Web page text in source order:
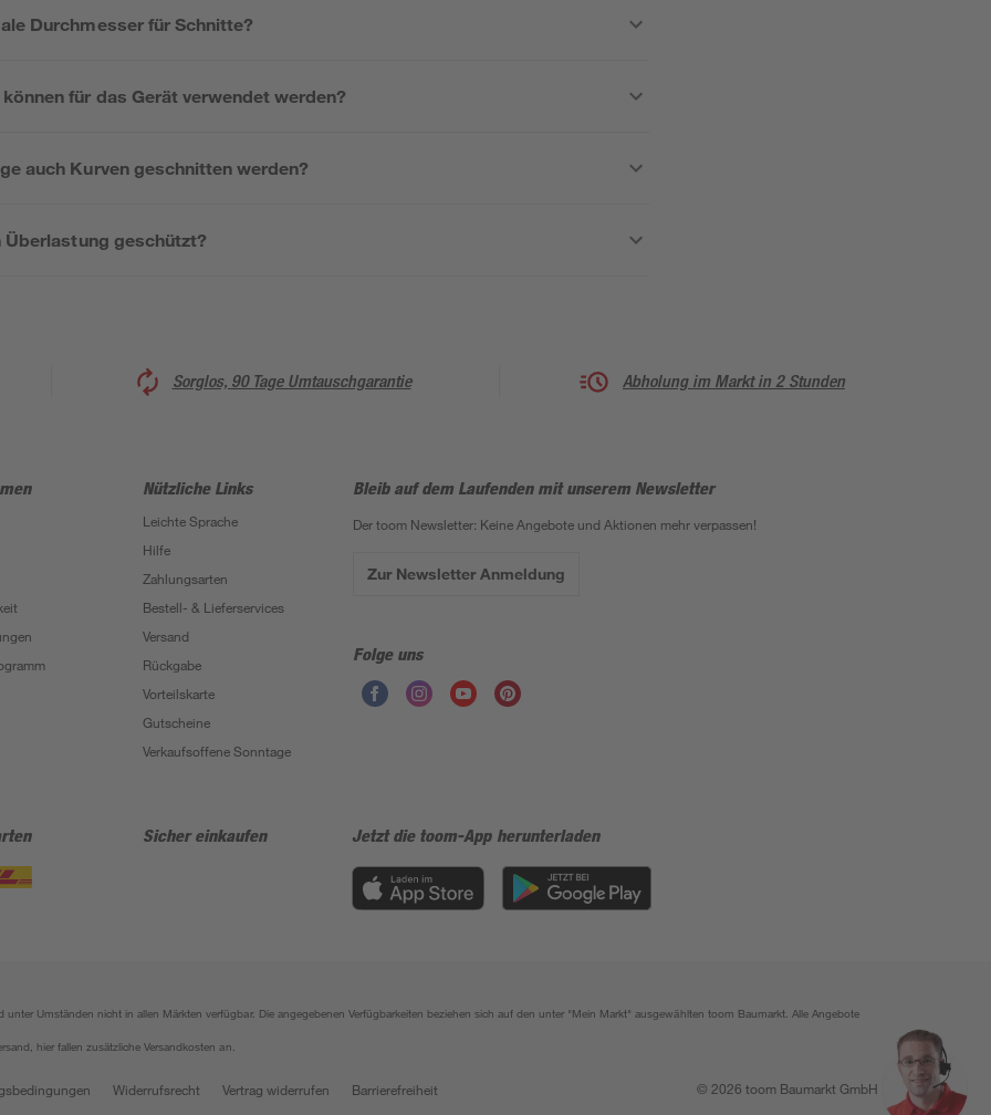
Durchmesser für Schnitte?
für das Gerät verwendet werden?
auch Kurven geschnitten werden?
Überlastung geschützt?
Sorglos, 90 Tage Umtauschgarantie Abholung im Markt in 2 Stunden
Nützliche Links
Leichte Sprache
Hilfe
Zahlungsarten
Bestell- & Lieferservices
Versand
Rückgabe
Vorteilskarte
Gutscheine
Verkaufsoffene Sonntage
Bleib auf dem Laufenden mit unserem Newsletter
Der toom Newsletter: Keine Angebote und Aktionen mehr verpassen!
Zur Newsletter Anmeldung
Folge uns
Sicher einkaufen Jetzt die toom-App herunterladen
Umständen nicht in allen Märkten verfügbar. Die angegebenen Verfügbarkeiten beziehen sich auf den unter "Mein Markt" ausgewählten toom Baumarkt. Alle Angebote
hier fallen zusätzliche Versandkosten an.
Widerrufsrecht Vertrag widerrufen Barrierefreiheit © 2026 toom Baumarkt GmbH